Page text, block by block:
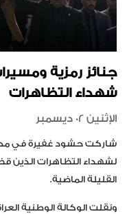
جنائز رمزية
شهداء التظاهرات
الإثنين 02 ديسمبر
شاركت حشود غفيرة في
لشهداء التظاهرات الذين
القليلة الماضية.
ونقلت الوكالة الوطنية